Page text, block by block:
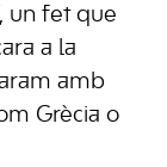
un fet que
a la
amb
Grècia o